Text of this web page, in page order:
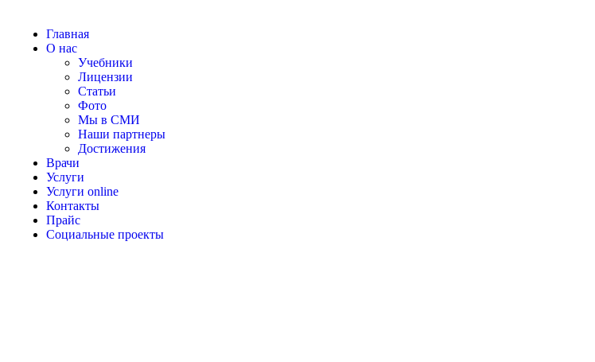
Главная
О нас
Учебники
Лицензии
Статьи
Фото
Мы в СМИ
Наши партнеры
Достижения
Врачи
Услуги
Услуги online
Контакты
Прайс
Социальные проекты